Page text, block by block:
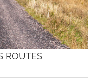
ROUTES